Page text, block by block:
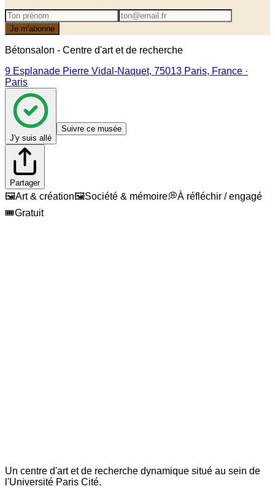
Je m'abonne
Bétonsalon - Centre d'art et de recherche
9 Esplanade Pierre Vidal-Naquet, 75013 Paris, France ·
Paris
J'y suis allé
Suivre ce musée
Partager
🖼️Art & création🖼️Société & mémoire💭À réfléchir / engagé
🎟️Gratuit
Un centre d'art et de recherche dynamique situé au sein de
l'Université Paris Cité.